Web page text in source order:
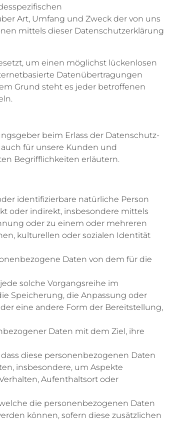
Art, Umfang und Zweck der von uns
mittels dieser Datenschutzerklärung
um einen möglichst lückenlosen
Datenübertragungen
Grund steht es jeder betroffenen
beim Erlass der Datenschutz-
für unsere Kunden und
Begrifflichkeiten erläutern.
identifizierbare natürliche Person
oder indirekt, insbesondere mittels
oder zu einem oder mehreren
kulturellen oder sozialen Identität
Daten von dem für die
solche Vorgangsreihe im
Speicherung, die Anpassung oder
eine andere Form der Bereitstellung,
Daten mit dem Ziel, ihre
diese personenbezogenen Daten
insbesondere, um Aspekte
Aufenthaltsort oder
die personenbezogenen Daten
können, sofern diese zusätzlichen